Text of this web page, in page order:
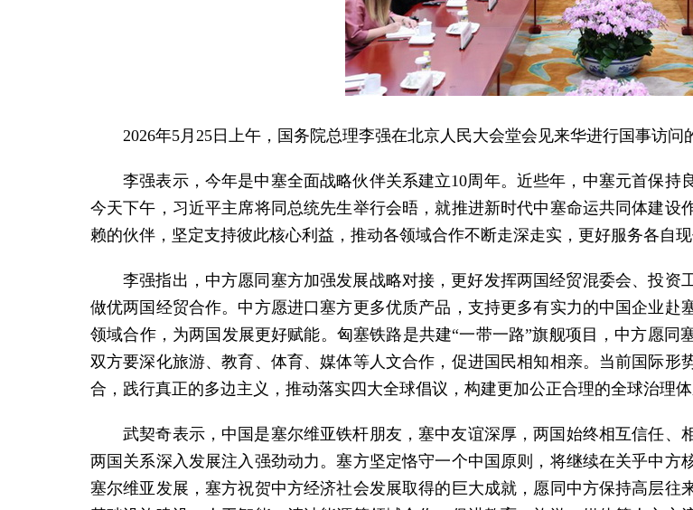
2026年5月25日上午，国务院总理李强在北京人民大会堂会见来华进行国事访问
李强表示，今年是中塞全面战略伙伴关系建立10周年。近些年，中塞元首保持
今天下午，习近平主席将同总统先生举行会晤，就推进新时代中塞命运共同体建
赖的伙伴，坚定支持彼此核心利益，推动各领域合作不断走深走实，更好服务各自
李强指出，中方愿同塞方加强发展战略对接，更好发挥两国经贸混委会、投
做优两国经贸合作。中方愿进口塞方更多优质产品，支持更多有实力的中国企业
领域合作，为两国发展更好赋能。匈塞铁路是共建“一带一路”旗舰项目，中方愿同
双方要深化旅游、教育、体育、媒体等人文合作，促进国民相知相亲。当前国际
合，践行真正的多边主义，推动落实四大全球倡议，构建更加公正合理的全球治理体
武契奇表示，中国是塞尔维亚铁杆朋友，塞中友谊深厚，两国始终相互信任、
两国关系深入发展注入强劲动力。塞方坚定恪守一个中国原则，将继续在关乎中
塞尔维亚发展，塞方祝贺中方经济社会发展取得的巨大成就，愿同中方保持高层往